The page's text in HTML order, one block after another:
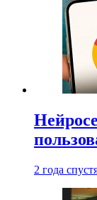
2 года